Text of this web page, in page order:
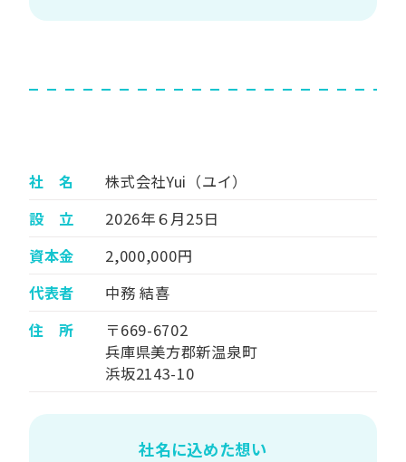
社 名
株式会社Yui（ユイ）
設 立
2026年６月25日
資本金
2,000,000円
代表者
中務 結喜
住 所
〒669-6702
兵庫県美方郡新温泉町
浜坂2143-10
社名に込めた想い